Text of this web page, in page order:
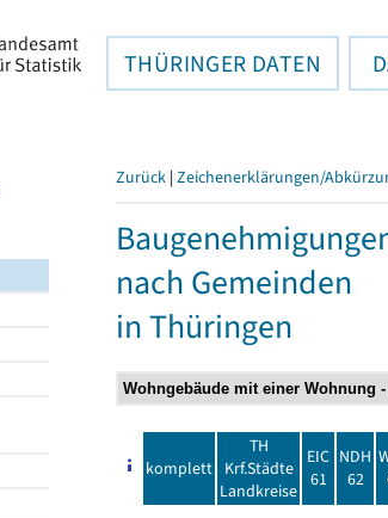
THÜRINGER DATEN
Zurück | Zeichenerklärungen/
nach Gemeinden
in Thüringen
komplett
TH
Krf.Städte
Landkreise
EIC
61
NDH
62